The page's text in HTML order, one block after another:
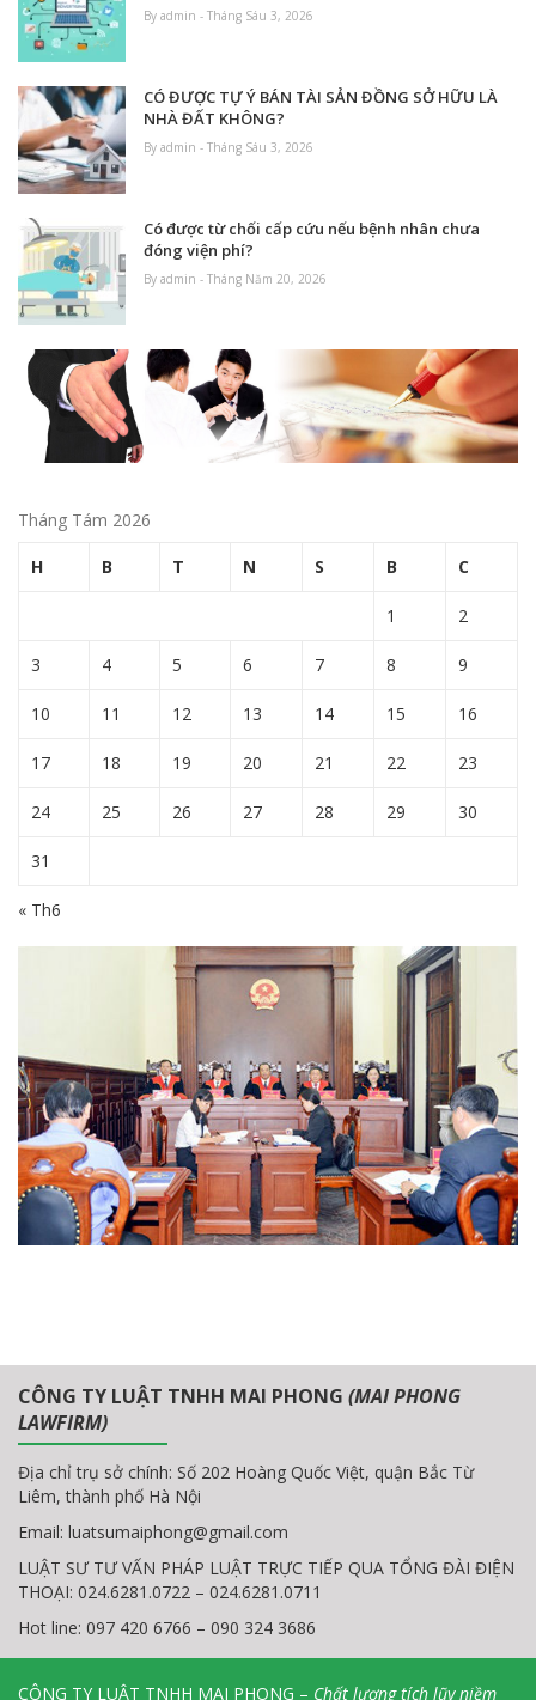
By admin - Tháng Sáu 3, 2026
CÓ ĐƯỢC TỰ Ý BÁN TÀI SẢN ĐỒNG SỞ HỮU LÀ
NHÀ ĐẤT KHÔNG?
By admin - Tháng Sáu 3, 2026
Có được từ chối cấp cứu nếu bệnh nhân chưa
đóng viện phí?
By admin - Tháng Năm 20, 2026
Tháng Tám 2026
H B T N S B C
1 2
3 4 5 6 7 8 9
10 11 12 13 14 15 16
17 18 19 20 21 22 23
24 25 26 27 28 29 30
31
« Th6
CÔNG TY LUẬT TNHH MAI PHONG (MAI PHONG
LAWFIRM)
Địa chỉ trụ sở chính: Số 202 Hoàng Quốc Việt, quận Bắc Từ
Liêm, thành phố Hà Nội
Email: luatsumaiphong@gmail.com
LUẬT SƯ TƯ VẤN PHÁP LUẬT TRỰC TIẾP QUA TỔNG ĐÀI ĐIỆN
THOẠI: 024.6281.0722 – 024.6281.0711
Hot line: 097 420 6766 – 090 324 3686
CÔNG TY LUẬT TNHH MAI PHONG – Chất lượng tích lũy niềm